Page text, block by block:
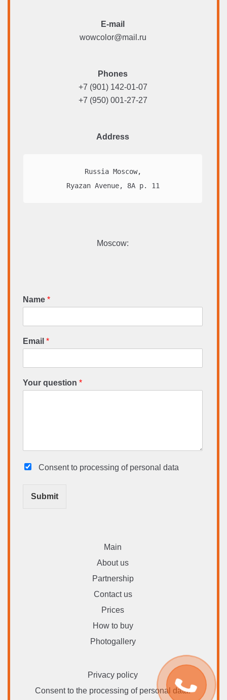
E-mail
wowcolor@mail.ru
Phones
+7 (901) 142-01-07
+7 (950) 001-27-27
Address
Russia Moscow,
Ryazan Avenue, 8A p. 11
Moscow:
Name *
Email *
Your question *
Consent to processing of personal data
Submit
Main
About us
Partnership
Contact us
Prices
How to buy
Photogallery
Privacy policy
Consent to the processing of personal data.